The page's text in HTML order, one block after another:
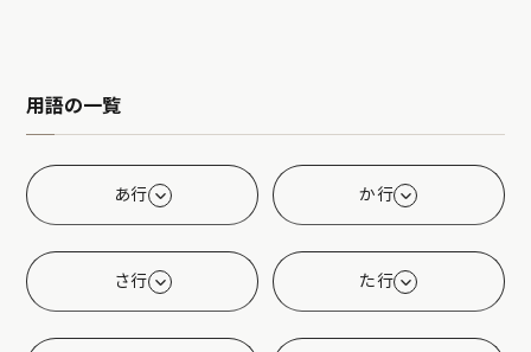
用語の一覧
あ行 か行
さ行 た行